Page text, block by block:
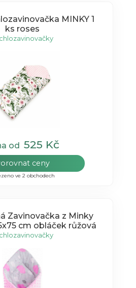
MINKY 1
ks roses
od 525 Kč
ceny
ve 2 obchodech
Zavinovačka z Minky
cm obláček růžová